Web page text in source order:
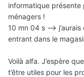
informatique
ménagers !
10 mn 04 s —>
entrant dans le
Voilà alfa. J’espère
t’être utiles pour les